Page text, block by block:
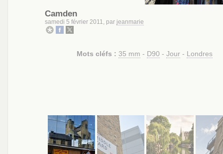
Camden
samedi 5 février 2011, par jeanmarie
Mots cléfs : 35 mm - D90 - Jour- Londres